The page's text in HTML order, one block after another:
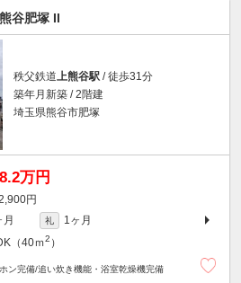
谷肥塚 II
秩父鉄道上熊谷駅 / 徒歩31分
築年月新築 / 2階建
埼玉県熊谷市肥塚
8.2万円
円
月 礼
1ヶ月
（40ｍ2 ）
ン完備/追い炊き機能・浴室乾燥機完備